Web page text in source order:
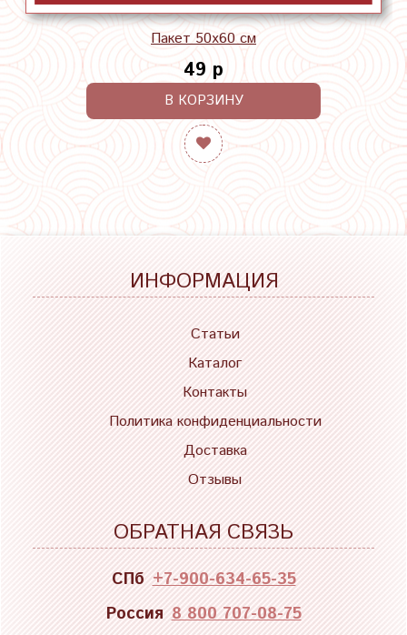
Пакет 50х60 см
49 р
В КОРЗИНУ
ИНФОРМАЦИЯ
Статьи
Каталог
Контакты
Политика конфиденциальности
Доставка
Отзывы
ОБРАТНАЯ СВЯЗЬ
СПб +7-900-634-65-35
Россия 8 800 707-08-75